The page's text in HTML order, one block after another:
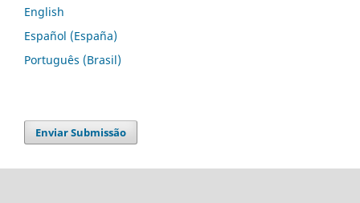
English
Español (España)
Português (Brasil)
Enviar Submissão